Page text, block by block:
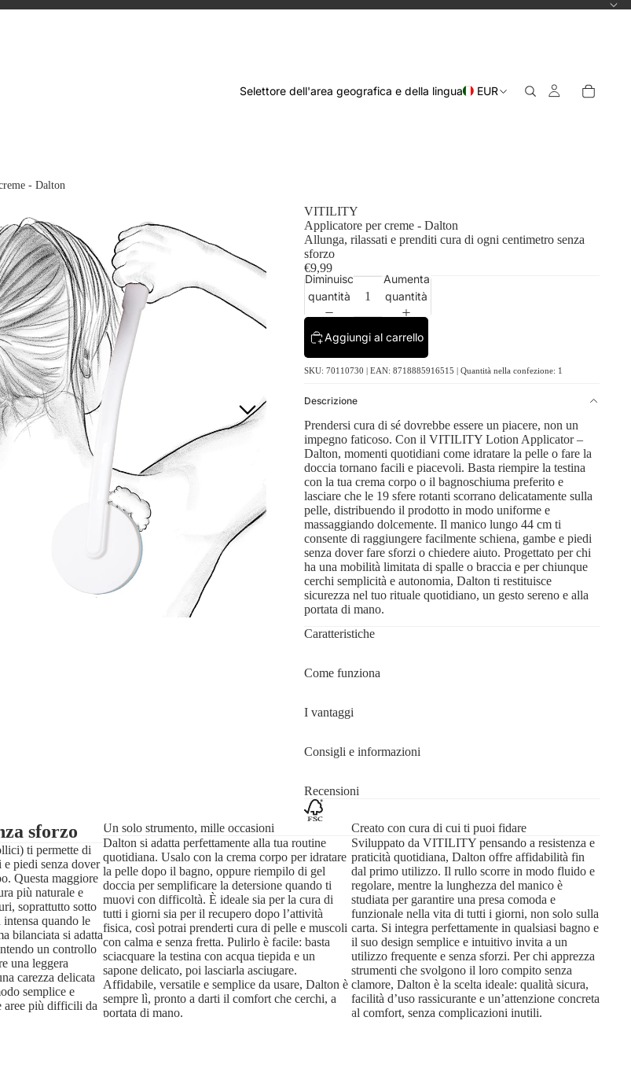
Selettore dell'area geografica e della lingua EUR
- Dalton
VITILITY
Applicatore per creme - Dalton
Allunga, rilassati e prenditi cura di ogni centimetro senza
sforzo
€9,99
Diminuisci
quantità
Aumenta
quantità
Aggiungi al carrello
SKU: 70110730 | EAN: 8718885916515 | Quantità nella confezione: 1
Descrizione
Prendersi cura di sé dovrebbe essere un piacere, non un
impegno faticoso. Con il VITILITY Lotion Applicator –
Dalton, momenti quotidiani come idratare la pelle o fare la
doccia tornano facili e piacevoli. Basta riempire la testina
con la tua crema corpo o il bagnoschiuma preferito e
lasciare che le 19 sfere rotanti scorrano delicatamente sulla
pelle, distribuendo il prodotto in modo uniforme e
massaggiando dolcemente. Il manico lungo 44 cm ti
consente di raggiungere facilmente schiena, gambe e piedi
senza dover fare sforzi o chiedere aiuto. Progettato per chi
ha una mobilità limitata di spalle o braccia e per chiunque
cerchi semplicità e autonomia, Dalton ti restituisce
sicurezza nel tuo rituale quotidiano, un gesto sereno e alla
portata di mano.
Caratteristiche
Come funziona
I vantaggi
Consigli e informazioni
Recensioni
sforzo
ti permette di
piedi senza dover
Questa maggiore
più naturale e
soprattutto sotto
quando le
bilanciata si adatta
un controllo
una leggera
carezza delicata
semplice e
aree più difficili da
Un solo strumento, mille occasioni
Dalton si adatta perfettamente alla tua routine
quotidiana. Usalo con la crema corpo per idratare
la pelle dopo il bagno, oppure riempilo di gel
doccia per semplificare la detersione quando ti
muovi con difficoltà. È ideale sia per la cura di
tutti i giorni sia per il recupero dopo l’attività
fisica, così potrai prenderti cura di pelle e muscoli
con calma e senza fretta. Pulirlo è facile: basta
sciacquare la testina con acqua tiepida e un
sapone delicato, poi lasciarla asciugare.
Affidabile, versatile e semplice da usare, Dalton è
sempre lì, pronto a darti il comfort che cerchi, a
portata di mano.
Creato con cura di cui ti puoi fidare
Sviluppato da VITILITY pensando a resistenza e
praticità quotidiana, Dalton offre affidabilità fin
dal primo utilizzo. Il rullo scorre in modo fluido e
regolare, mentre la lunghezza del manico è
studiata per garantire una presa comoda e
funzionale nella vita di tutti i giorni, non solo sulla
carta. Si integra perfettamente in qualsiasi bagno e
il suo design semplice e intuitivo invita a un
utilizzo frequente e senza sforzi. Per chi apprezza
strumenti che svolgono il loro compito senza
clamore, Dalton è la scelta ideale: qualità sicura,
facilità d’uso rassicurante e un’attenzione concreta
al comfort, senza complicazioni inutili.